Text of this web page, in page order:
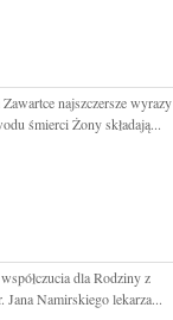
najszczersze wyrazy
śmierci Żony składają...
dla Rodziny z
Jana Namirskiego lekarza...